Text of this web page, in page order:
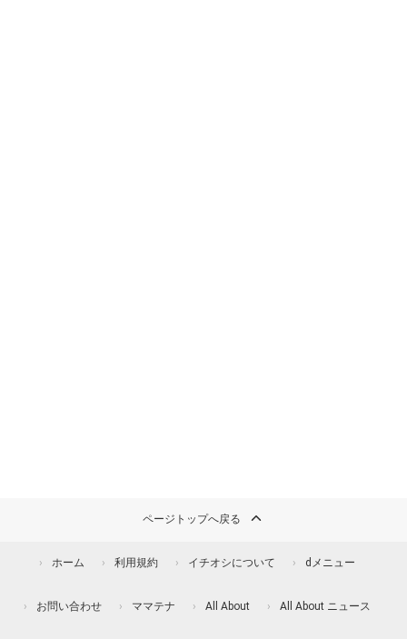
ページトップへ戻る
ホーム 利用規約 イチオシについて dメニュー
お問い合わせ ママテナ All About All About ニュース